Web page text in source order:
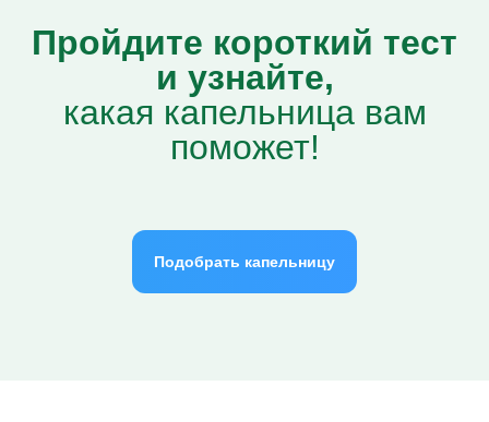
Пройдите короткий тест
и узнайте,
какая капельница вам
поможет!
Подобрать капельницу